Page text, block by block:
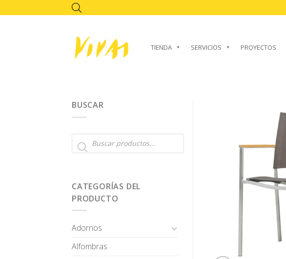
to
TIENDA SERVICIOS PROYECTOS
BUSCAR
Búsqueda
de
CATEGORÍAS DEL
PRODUCTO
Adornos
Alfombras